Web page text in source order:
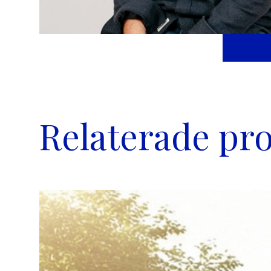
Relaterade